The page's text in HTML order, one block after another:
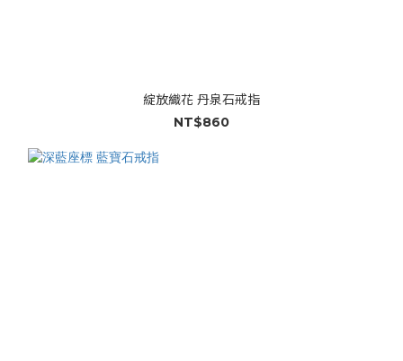
綻放織花 丹泉石戒指
NT$860